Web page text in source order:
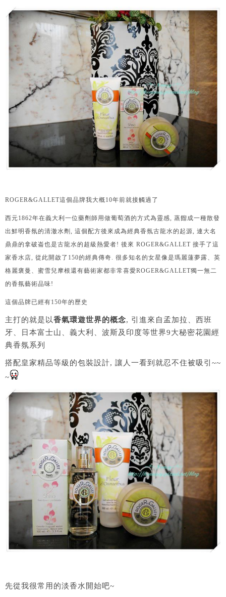
ROGER&GALLET這個品牌我大概10年前就接觸過了
西元1862年在義大利一位藥劑師用做葡萄酒的方式為靈感, 蒸餾成一種散發
出鮮明香氛的清澈水劑, 這個配方後來成為經典香氛古龍水的起源, 連大名
鼎鼎的拿破崙也是古龍水的超級熱愛者! 後來 ROGER&GALLET 接手了這
家香水店, 從此開啟了150的經典傳奇. 很多知名的女星像是瑪麗蓮夢露、英
格麗褒曼、蜜雪兒摩根還有藝術家都非常喜愛ROGER&GALLET獨一無二
的香氛藝術品味!
這個品牌已經有150年的歷史
主打的就是以香氣環遊世界的概念, 引進來自孟加拉、西班
牙、日本富士山、義大利、波斯及印度等世界9大秘密花園經
典香氛系列
搭配皇家精品等級的包裝設計, 讓人一看到就忍不住被吸引~~
~
先從我很常用的淡香水開始吧~